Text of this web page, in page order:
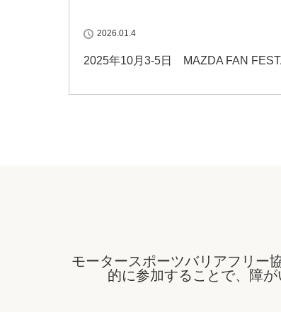
2026.01.4
2025年10月3-5日 MAZDA FAN
モータースポーツバリアフリー
的に参加することで、障